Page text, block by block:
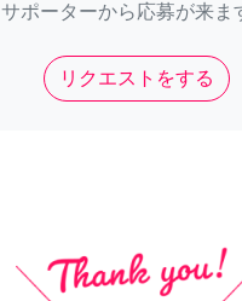
サポーターから応募が来ま
リクエストをする